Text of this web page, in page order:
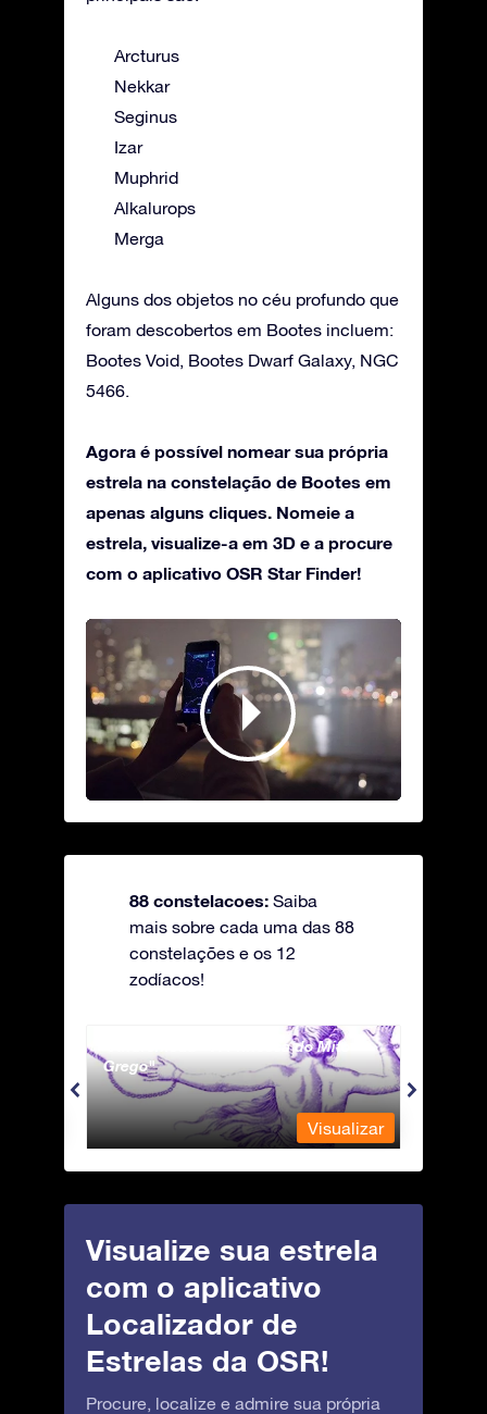
Arcturus
Nekkar
Seginus
Izar
Muphrid
Alkalurops
Merga
Alguns dos objetos no céu profundo que
foram descobertos em Bootes incluem:
Bootes Void, Bootes Dwarf Galaxy, NGC
5466.
Agora é possível nomear sua própria
estrela na constelação de Bootes em
apenas alguns cliques. Nomeie a
estrela, visualize-a em 3D e a procure
com o aplicativo OSR Star Finder!
88 constelacoes: Saiba
mais sobre cada uma das 88
constelações e os 12
zodíacos!
Andromeda - A Princesa do Mito
Grego
Visualizar
Visualize sua estrela
com o aplicativo
Localizador de
Estrelas da OSR!
Procure, localize e admire sua própria